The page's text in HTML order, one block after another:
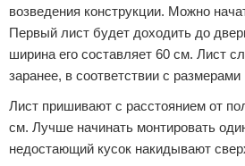
возведения конструкции. Можно
Первый лист будет доходить до
ширина его составляет 60 см. Лист
заранее, в соответствии с размерами
Лист пришивают с расстоянием от
см. Лучше начинать монтировать
недостающий кусок накидывают